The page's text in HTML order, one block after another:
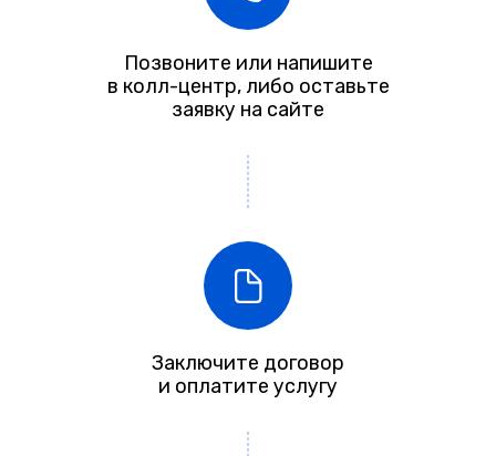
Позвоните или напишите
в колл-центр, либо оставьте
заявку на сайте
Заключите договор
и оплатите услугу